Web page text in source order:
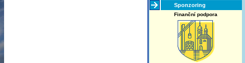
Sponzoring
Finanční podpora